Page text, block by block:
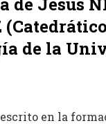
de la
en la